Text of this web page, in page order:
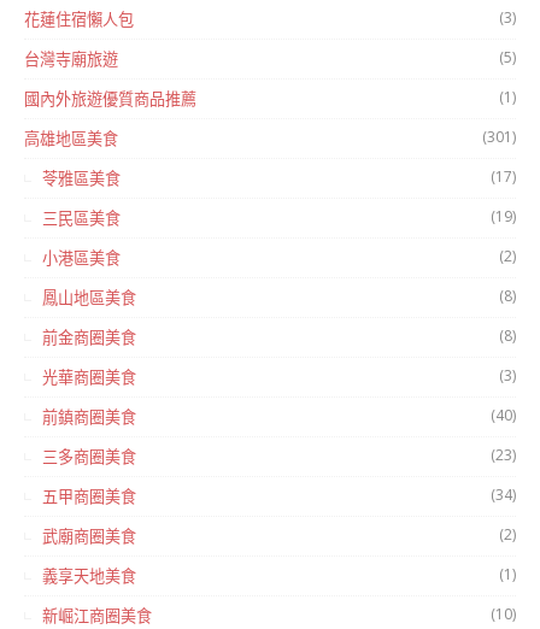
花蓮住宿懶人包 (3)
台灣寺廟旅遊 (5)
國內外旅遊優質商品推薦 (1)
高雄地區美食 (301)
苓雅區美食 (17)
三民區美食 (19)
小港區美食 (2)
鳳山地區美食 (8)
前金商圈美食 (8)
光華商圈美食 (3)
前鎮商圈美食 (40)
三多商圈美食 (23)
五甲商圈美食 (34)
武廟商圈美食 (2)
義享天地美食 (1)
新崛江商圈美食 (10)